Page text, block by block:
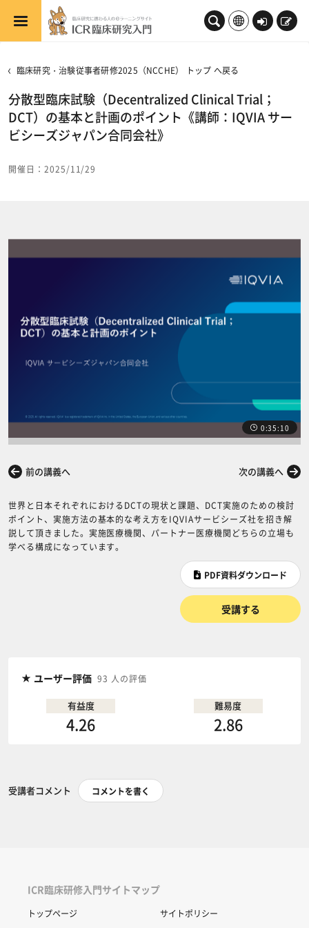
メインコンテンツへスキップする
ロ
新
臨床研究・治験従事者研修2025（NCCHE） トップ へ戻る
分散型臨床試験（Decentralized Clinical Trial；
DCT）の基本と計画のポイント《講師：IQVIA サー
ビシーズジャパン合同会社》
開催日：2025/11/29
0:35:10
前の講義へ 次の講義へ
世界と日本それぞれにおけるDCTの現状と課題、DCT実施のための検討
ポイント、実施方法の基本的な考え方をIQVIAサービシーズ社を招き解
説して頂きました。実施医療機関、パートナー医療機関どちらの立場も
学べる構成になっています。
PDF資料ダウンロード
受講する
ユーザー評価 93 人の評価
有益度
4.26
難易度
2.86
受講者コメント コメントを書く
ICR臨床研修入門サイトマップ
トップページ サイトポリシー